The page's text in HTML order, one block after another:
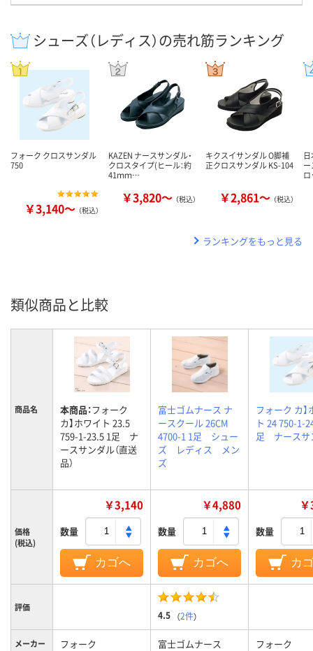
シューズ（レディス）の売れ筋ランキング
フォーク クロスサンダル
750
￥3,140～ （税込）
KAZEN ナースサンダル・
クロスタイプ(ヒール：約
41ｍｍ…
￥3,820～ （税込）
キクスイサンダル O脚補
正クロスサンダル KS-104
￥2,861～ （税込）
ランキングをもっと見る
類似商品と比較
商品名 本商品：フォーク
カ】ホワイト 23.5
759-1-23.5 1足 ナ
ースサンダル（直送
品）
富士ゴムナース ナ
ースクール 26CM
4700-1 1足 シュー
ズ レディス メン
ズ
フォーク カ】
ト 24 750-1-
足 ナースサ
価格
(税込)
￥3,140
数量
カゴへ
￥4,880
数量
カゴへ
数量
カ
評価
4.5 （2件）
メーカー フォーク 富士ゴムナース フォーク